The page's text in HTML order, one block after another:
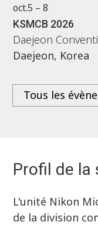
oct.5 – 8
KSMCB 2026
Daejeon
Daejeon, Korea
Tous les
Profil de la
L'unité Nikon
de la division